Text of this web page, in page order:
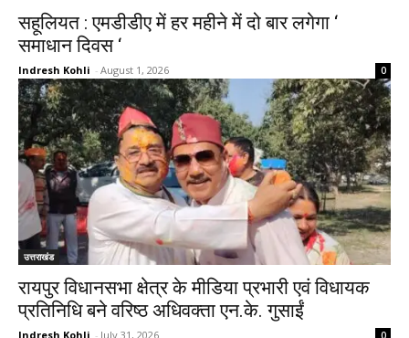
सहूलियत : एमडीडीए में हर महीने में दो बार लगेगा ‘
समाधान दिवस ‘
Indresh Kohli - August 1, 2026 0
उत्तराखंड
रायपुर विधानसभा क्षेत्र के मीडिया प्रभारी एवं विधायक
प्रतिनिधि बने वरिष्ठ अधिवक्ता एन.के. गुसाईं
Indresh Kohli - July 31, 2026 0